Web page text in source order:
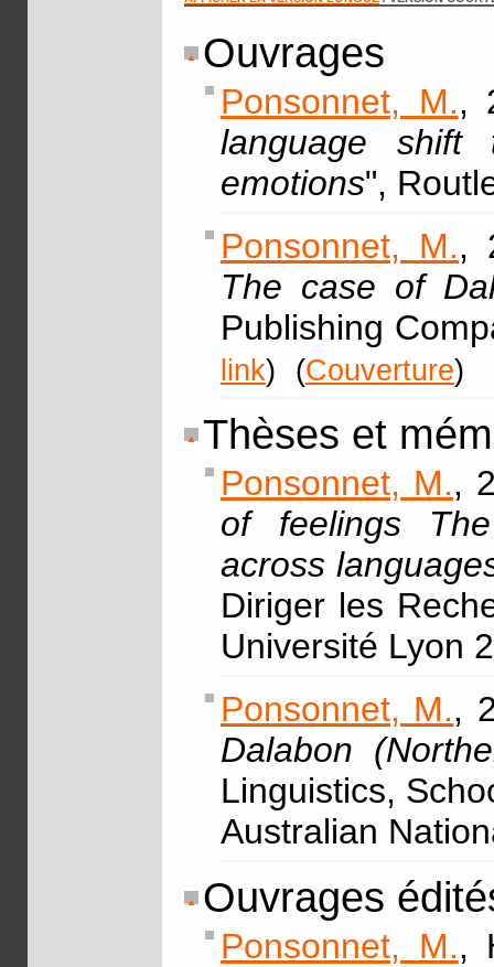
Ouvrages
Ponsonnet, M.,
language
emotions",
Ponsonnet, M.,
The case of
Publishing
link) (Couverture)
Thèses et
Ponsonnet, M.,
of feelings
across
Diriger les
Université Lyon
Ponsonnet, M.,
Dalabon
Linguistics,
Australian
Ouvrages
Ponsonnet, M.,